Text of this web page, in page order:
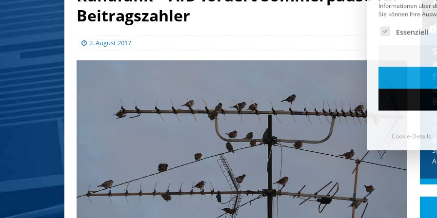
Beitragszahler
2. August 2017
der Wahl wieder Afghanen
Die Bundesregierung und die CDU
halten die Wähler für dumm! Weil die
Stimmung wegen der von Afghanen
verübten Anschläge kippte, wurden die
Flüge vor der